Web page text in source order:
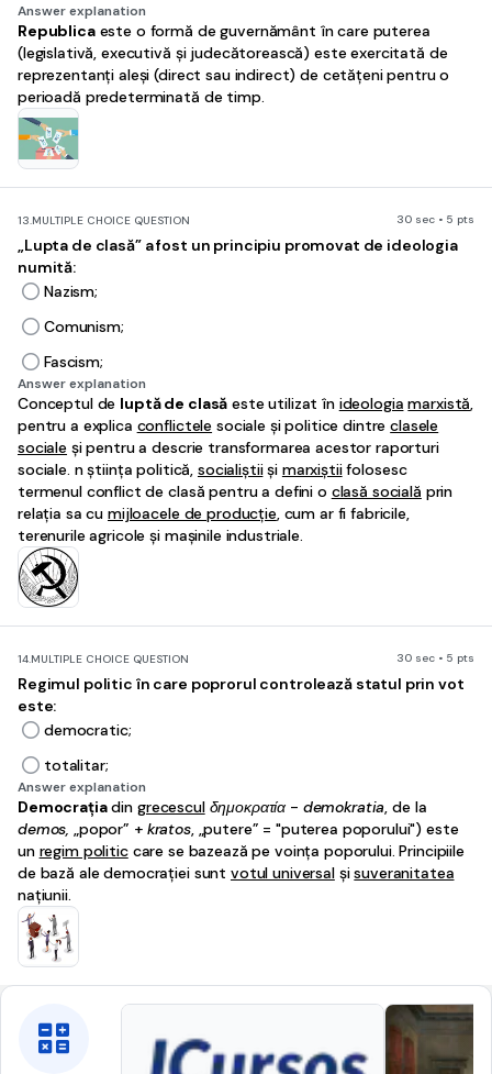
Answer explanation
Republicaeste o formă de guvernământ în care puterea
(legislativă, executivă și judecătorească) este exercitată de
reprezentanți aleși (direct sau indirect) de cetățeni pentru o
perioadă predeterminată de timp.
13.MULTIPLE CHOICE QUESTION 30 sec • 5 pts
„Lupta de clasă” a fost un principiu promovat de ideologia
numită:
Nazism;
Comunism;
Fascism;
Answer explanation
Conceptul de luptă de clasă este utilizat în ideologia marxistă,
pentru a explica conflictele sociale și politice dintreclasele
sociale și pentru a descrie transformarea acestor raporturi
sociale. n știința politică, socialiștiiși marxiștiifolosesc
termenul conflict de clasă pentru a defini o clasă socială prin
relația sa cumijloacele de producție, cum ar fi fabricile,
terenurile agricole și mașinile industriale.
14.MULTIPLE CHOICE QUESTION 30 sec • 5 pts
Regimul politic în care poprorul controlează statul prin vot
este:
democratic;
totalitar;
Answer explanation
Democrațiadin grecescul δημοκρατία - demokratia, de la
demos, „popor” + kratos, „putere” = "puterea poporului") este
un regim politiccare se bazează pe voința poporului. Principiile
de bază ale democrației sunt votul universalșisuveranitatea
națiunii.